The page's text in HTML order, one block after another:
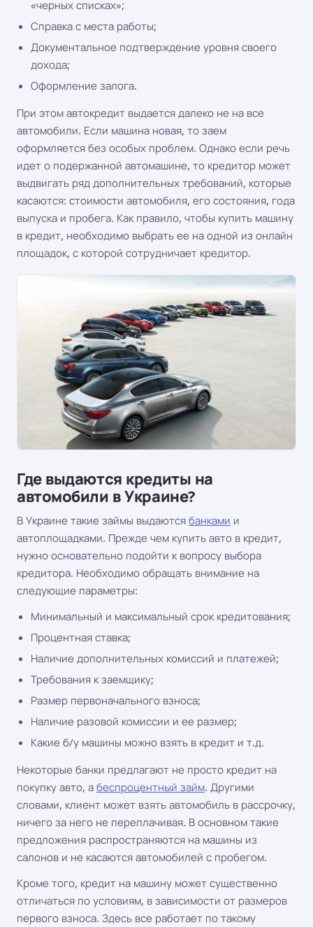
«черных списках»;
Справка с места работы;
Документальное подтверждение уровня своего
дохода;
Оформление залога.
При этом автокредит выдается далеко не на все
автомобили. Если машина новая, то заем
оформляется без особых проблем. Однако если речь
идет о подержанной автомашине, то кредитор может
выдвигать ряд дополнительных требований, которые
касаются: стоимости автомобиля, его состояния, года
выпуска и пробега. Как правило, чтобы купить машину
в кредит, необходимо выбрать ее на одной из онлайн
площадок, с которой сотрудничает кредитор.
Где выдаются кредиты на
автомобили в Украине?
В Украине такие займы выдаются банками и
автоплощадками. Прежде чем купить авто в кредит,
нужно основательно подойти к вопросу выбора
кредитора. Необходимо обращать внимание на
следующие параметры:
Минимальный и максимальный срок кредитования;
Процентная ставка;
Наличие дополнительных комиссий и платежей;
Требования к заемщику;
Размер первоначального взноса;
Наличие разовой комиссии и ее размер;
Какие б/у машины можно взять в кредит и т.д.
Некоторые банки предлагают не просто кредит на
покупку авто, а беспроцентный займ. Другими
словами, клиент может взять автомобиль в рассрочку,
ничего за него не переплачивая. В основном такие
предложения распространяются на машины из
салонов и не касаются автомобилей с пробегом.
Кроме того, кредит на машину может существенно
отличаться по условиям, в зависимости от размеров
первого взноса. Здесь все работает по такому